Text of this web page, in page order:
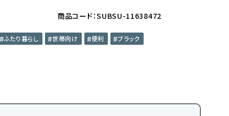
商品コード：SUBSU-11638472
ふたり暮らし 世帯向け 便利 ブラック